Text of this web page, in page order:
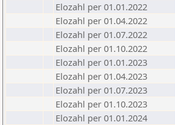
Elozahl per 01.01.2022
Elozahl per 01.04.2022
Elozahl per 01.07.2022
Elozahl per 01.10.2022
Elozahl per 01.01.2023
Elozahl per 01.04.2023
Elozahl per 01.07.2023
Elozahl per 01.10.2023
Elozahl per 01.01.2024